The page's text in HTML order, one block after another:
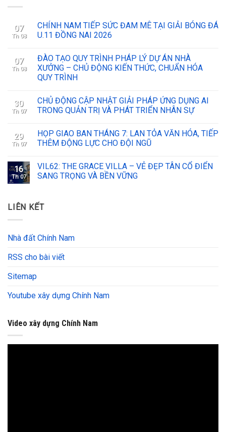
07
Th 08
CHÍNH NAM TIẾP SỨC ĐAM MÊ TẠI GIẢI BÓNG ĐÁ
U.11 ĐỒNG NAI 2026
07
Th 08
ĐÀO TẠO QUY TRÌNH PHÁP LÝ DỰ ÁN NHÀ
XƯỞNG – CHỦ ĐỘNG KIẾN THỨC, CHUẨN HÓA
QUY TRÌNH
30
Th 07
CHỦ ĐỘNG CẬP NHẬT GIẢI PHÁP ỨNG DỤNG AI
TRONG QUẢN TRỊ VÀ PHÁT TRIỂN NHÂN SỰ
29
Th 07
HỌP GIAO BAN THÁNG 7: LAN TỎA VĂN HÓA, TIẾP
THÊM ĐỘNG LỰC CHO ĐỘI NGŨ
16
Th 07
VIL62: THE GRACE VILLA – VẺ ĐẸP TÂN CỔ ĐIỂN
SANG TRỌNG VÀ BỀN VỮNG
LIÊN KẾT
Nhà đất Chính Nam
RSS cho bài viết
Sitemap
Youtube xây dựng Chính Nam
Video xây dựng Chính Nam